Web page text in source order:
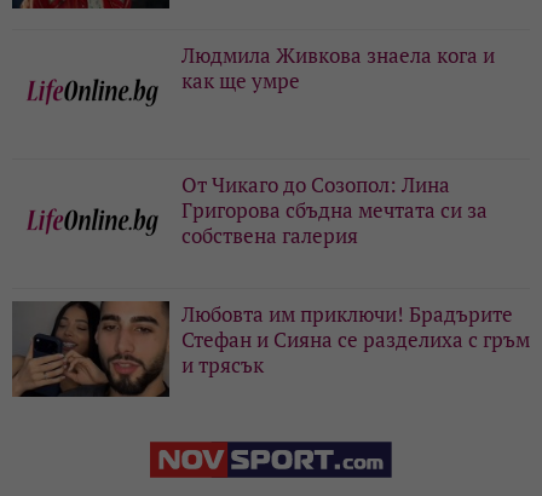
Людмила Живкова знаела кога и
как ще умре
От Чикаго до Созопол: Лина
Григорова сбъдна мечтата си за
собствена галерия
Любовта им приключи! Брадърите
Стефан и Сияна се разделиха с гръм
и трясък